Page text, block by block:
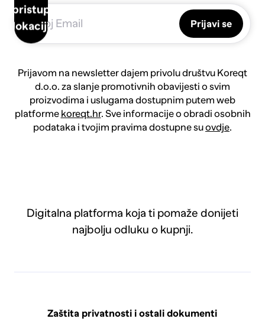
pristup
lokaciji
Prijavi se
Prijavom na newsletter dajem privolu društvu Koreqt
d.o.o. za slanje promotivnih obavijesti o svim
proizvodima i uslugama dostupnim putem web
platforme koreqt.hr. Sve informacije o obradi osobnih
podataka i tvojim pravima dostupne suovdje.
Digitalna platforma koja ti pomaže donijeti
najbolju odluku o kupnji.
Zaštita privatnosti i ostali dokumenti